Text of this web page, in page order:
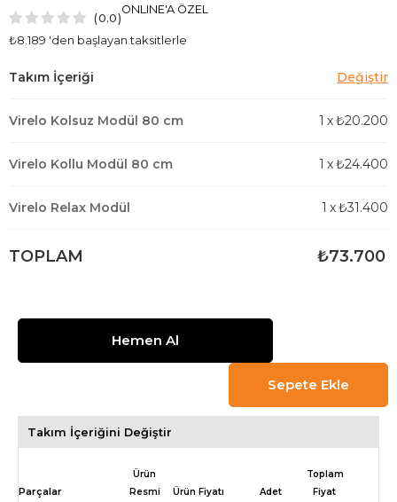
0.0
₺8.189 'den başlayan taksitlerle
ONLINE'A ÖZEL
Virelo Kolsuz Modül 80 cm 1 x₺20.200
Virelo Kollu Modül 80 cm 1 x₺24.400
Virelo Relax Modül 1 x₺31.400
TOPLAM ₺73.700
Takım İçeriğini Değiştir
Ürün
Resmi
Ürün Fiyatı Adet
Toplam
Fiyat